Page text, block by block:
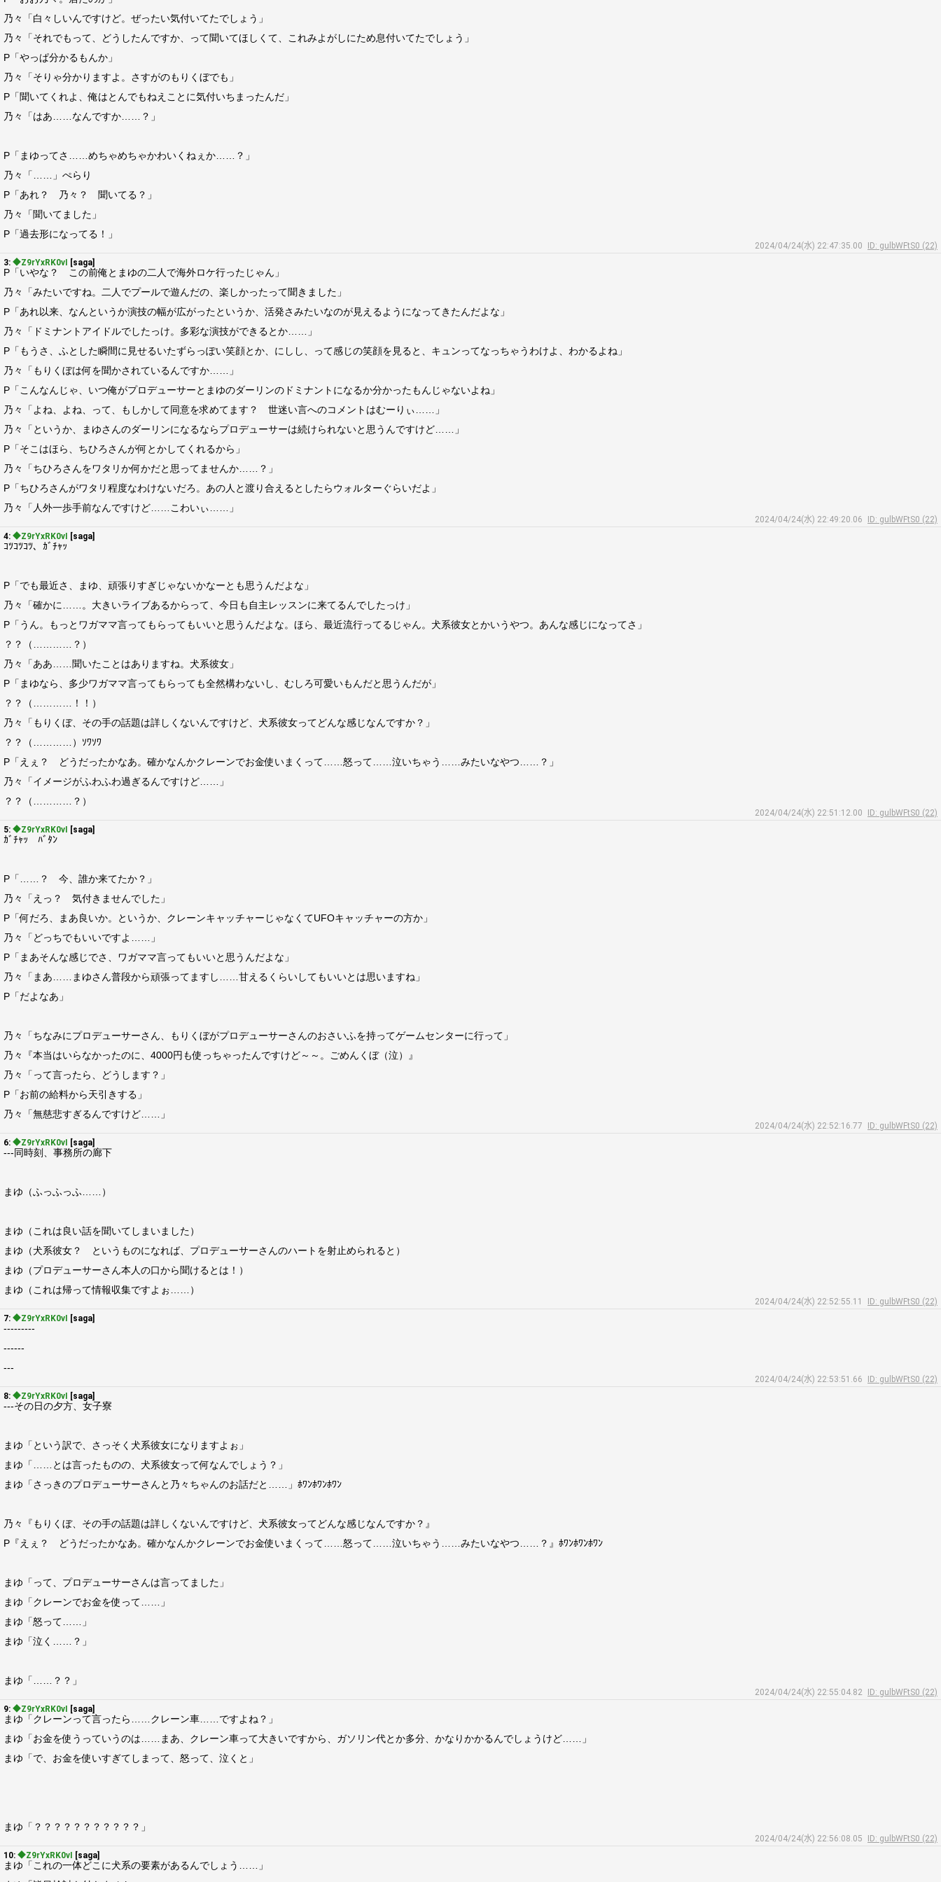
乃々「白々しいんですけど。ぜったい気付いてたでしょう」
乃々「それでもって、どうしたんですか、って聞いてほしくて、これみよがしにため息付いてたでしょう」
P「やっぱ分かるもんか」
乃々「そりゃ分かりますよ。さすがのもりくぼでも」
P「聞いてくれよ、俺はとんでもねえことに気付いちまったんだ」
乃々「はあ……なんですか……？」
P「まゆってさ……めちゃめちゃかわいくねぇか……？」
乃々「……」ぺらり
P「あれ？ 乃々？ 聞いてる？」
乃々「聞いてました」
P「過去形になってる！」
2024/04/24(水) 22:47:35.00
ID: gulbWFtS0 (22)
3: ◆Z9rYxRK0vI [saga]
P「いやな？ この前俺とまゆの二人で海外ロケ行ったじゃん」
乃々「みたいですね。二人でプールで遊んだの、楽しかったって聞きました」
P「あれ以来、なんというか演技の幅が広がったというか、活発さみたいなのが見えるようになってきたんだよな」
乃々「ドミナントアイドルでしたっけ。多彩な演技ができるとか……」
P「もうさ、ふとした瞬間に見せるいたずらっぽい笑顔とか、にしし、って感じの笑顔を見ると、キュンってなっちゃうわけよ、わかるよね」
乃々「もりくぼは何を聞かされているんですか……」
P「こんなんじゃ、いつ俺がプロデューサーとまゆのダーリンのドミナントになるか分かったもんじゃないよね」
乃々「よね、よね、って、もしかして同意を求めてます？ 世迷い言へのコメントはむーりぃ……」
乃々「というか、まゆさんのダーリンになるならプロデューサーは続けられないと思うんですけど……」
P「そこはほら、ちひろさんが何とかしてくれるから」
乃々「ちひろさんをワタリか何かだと思ってませんか……？」
P「ちひろさんがワタリ程度なわけないだろ。あの人と渡り合えるとしたらウォルターぐらいだよ」
乃々「人外一歩手前なんですけど……こわいぃ……」
2024/04/24(水) 22:49:20.06
ID: gulbWFtS0 (22)
4: ◆Z9rYxRK0vI [saga]
ｺﾂｺﾂｺﾂ、ｶﾞﾁｬｯ
P「でも最近さ、まゆ、頑張りすぎじゃないかなーとも思うんだよな」
乃々「確かに……。大きいライブあるからって、今日も自主レッスンに来てるんでしたっけ」
P「うん。もっとワガママ言ってもらってもいいと思うんだよな。ほら、最近流行ってるじゃん。犬系彼女とかいうやつ。あんな感じになってさ」
？？（…………？）
乃々「ああ……聞いたことはありますね。犬系彼女」
P「まゆなら、多少ワガママ言ってもらっても全然構わないし、むしろ可愛いもんだと思うんだが」
？？（…………！！）
乃々「もりくぼ、その手の話題は詳しくないんですけど、犬系彼女ってどんな感じなんですか？」
？？（…………）ｿﾜｿﾜ
P「えぇ？ どうだったかなあ。確かなんかクレーンでお金使いまくって……怒って……泣いちゃう……みたいなやつ……？」
乃々「イメージがふわふわ過ぎるんですけど……」
？？（…………？）
2024/04/24(水) 22:51:12.00
ID: gulbWFtS0 (22)
5: ◆Z9rYxRK0vI [saga]
ｶﾞﾁｬｯ ﾊﾞﾀﾝ
P「……？ 今、誰か来てたか？」
乃々「えっ？ 気付きませんでした」
P「何だろ、まあ良いか。というか、クレーンキャッチャーじゃなくてUFOキャッチャーの方か」
乃々「どっちでもいいですよ……」
P「まあそんな感じでさ、ワガママ言ってもいいと思うんだよな」
乃々「まあ……まゆさん普段から頑張ってますし……甘えるくらいしてもいいとは思いますね」
P「だよなあ」
乃々「ちなみにプロデューサーさん、もりくぼがプロデューサーさんのおさいふを持ってゲームセンターに行って」
乃々『本当はいらなかったのに、4000円も使っちゃったんですけど～～。ごめんくぼ（泣）』
乃々「って言ったら、どうします？」
P「お前の給料から天引きする」
乃々「無慈悲すぎるんですけど……」
2024/04/24(水) 22:52:16.77
ID: gulbWFtS0 (22)
6: ◆Z9rYxRK0vI [saga]
---同時刻、事務所の廊下
まゆ（ふっふっふ……）
まゆ（これは良い話を聞いてしまいました）
まゆ（犬系彼女？ というものになれば、プロデューサーさんのハートを射止められると）
まゆ（プロデューサーさん本人の口から聞けるとは！）
まゆ（これは帰って情報収集ですよぉ……）
2024/04/24(水) 22:52:55.11
ID: gulbWFtS0 (22)
7: ◆Z9rYxRK0vI [saga]
---------
------
---
2024/04/24(水) 22:53:51.66
ID: gulbWFtS0 (22)
8: ◆Z9rYxRK0vI [saga]
---その日の夕方、女子寮
まゆ「という訳で、さっそく犬系彼女になりますよぉ」
まゆ「……とは言ったものの、犬系彼女って何なんでしょう？」
まゆ「さっきのプロデューサーさんと乃々ちゃんのお話だと……」ﾎﾜﾝﾎﾜﾝﾎﾜﾝ
乃々『もりくぼ、その手の話題は詳しくないんですけど、犬系彼女ってどんな感じなんですか？』
P『えぇ？ どうだったかなあ。確かなんかクレーンでお金使いまくって……怒って……泣いちゃう……みたいなやつ……？』ﾎﾜﾝﾎﾜﾝﾎﾜﾝ
まゆ「って、プロデューサーさんは言ってました」
まゆ「クレーンでお金を使って……」
まゆ「怒って……」
まゆ「泣く……？」
まゆ「……？？」
2024/04/24(水) 22:55:04.82
ID: gulbWFtS0 (22)
9: ◆Z9rYxRK0vI [saga]
まゆ「クレーンって言ったら……クレーン車……ですよね？」
まゆ「お金を使うっていうのは……まあ、クレーン車って大きいですから、ガソリン代とか多分、かなりかかるんでしょうけど……」
まゆ「で、お金を使いすぎてしまって、怒って、泣くと」
まゆ「？？？？？？？？？？？」
2024/04/24(水) 22:56:08.05
ID: gulbWFtS0 (22)
10: ◆Z9rYxRK0vI [saga]
まゆ「これの一体どこに犬系の要素があるんでしょう……」